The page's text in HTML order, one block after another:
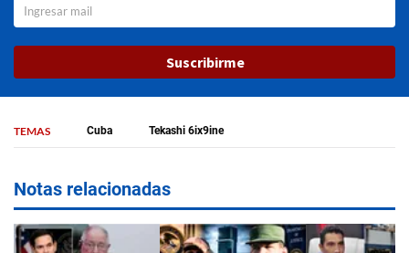
Suscribirme
TEMAS Cuba Tekashi 6ix9ine
Notas relacionadas